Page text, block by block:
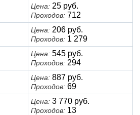
Цена: 25 руб.
Проходов: 712
Цена: 206 руб.
Проходов: 1 279
Цена: 545 руб.
Проходов: 294
Цена: 887 руб.
Проходов: 69
Цена: 3 770 руб.
Проходов: 13